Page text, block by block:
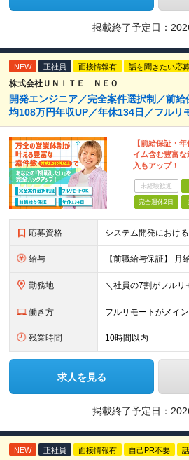
掲載終了予定日：
NEW 正社員 面接情報有 話を聞きたい応
株式会社ＵＮＩＴＥ ＮＥＯ
開発エンジニア／完全案件選択制／前
均108万円年収UP／年休134日／フルリ
【前給保証・
イム含む豊富
入もアップ！
未経験歓迎
完全週休2日
応募資格
給与
勤務地
働き方 フルリモートがメイン
残業時間 10時間以内
求人を見る
掲載終了予定日：
NEW 正社員 面接情報有 自己PR不要